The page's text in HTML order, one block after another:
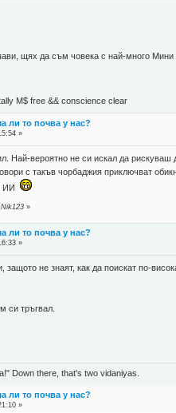
щях да съм човека с най-много
М$ free && conscience clear
ли то почва у нас?
»
Най-вероятно не си искал да
с такъв чорбаджия приключват
ИИ
»
ли то почва у нас?
»
не знаят, как да поискат по-
си тръгвал.
Down there, that's two vidaniyas.
ли то почва у нас?
»